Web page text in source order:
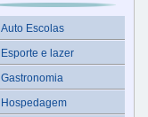
Auto Escolas
Esporte e lazer
Gastronomia
Hospedagem